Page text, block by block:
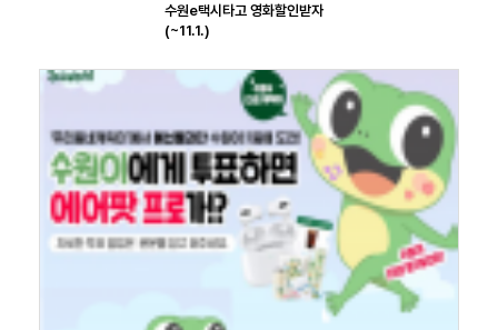
수원e택시타고 영화할인받자
(~11.1.)